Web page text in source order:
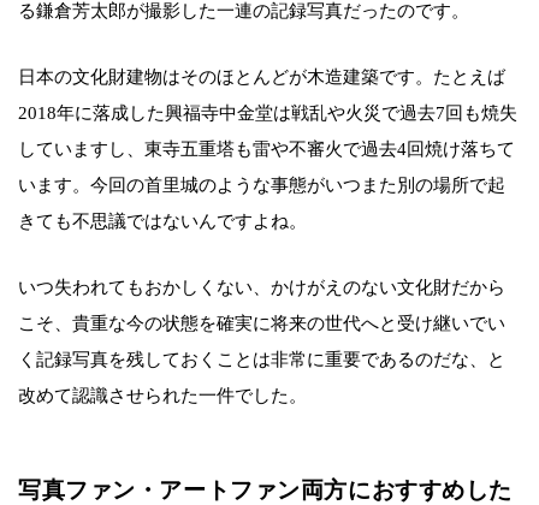
る鎌倉芳太郎が撮影した一連の記録写真だったのです。
日本の文化財建物はそのほとんどが木造建築です。たとえば
2018年に落成した興福寺中金堂は戦乱や火災で過去7回も焼失
していますし、東寺五重塔も雷や不審火で過去4回焼け落ちて
います。今回の首里城のような事態がいつまた別の場所で起
きても不思議ではないんですよね。
いつ失われてもおかしくない、かけがえのない文化財だから
こそ、貴重な今の状態を確実に将来の世代へと受け継いでい
く記録写真を残しておくことは非常に重要であるのだな、と
改めて認識させられた一件でした。
写真ファン・アートファン両方におすすめした